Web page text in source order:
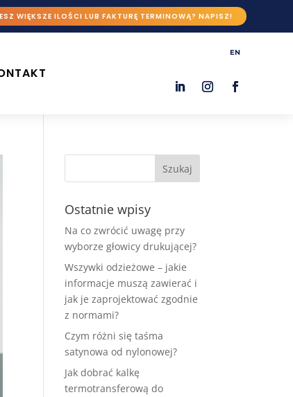
WIĘKSZE ILOŚCI LUB FAKTURĘ TERMINOWĄ? NAPISZ!
EN
Ostatnie wpisy
Na co zwrócić uwagę przy
wyborze głowicy drukującej?
Wszywki odzieżowe – jakie
informacje muszą zawierać i
jak je zaprojektować zgodnie
z normami?
Czym różni się taśma
satynowa od nylonowej?
Jak dobrać kalkę
termotransferową do